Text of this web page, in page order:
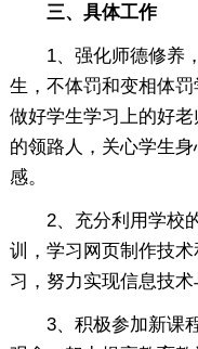
三、具体工作
1、强化师德修养，
生，不体罚和变相体
做好学生学习上的好
的领路人，关心学生
感。
2、充分利用学校的
训，学习网页制作技
习，努力实现信息技术
3、积极参加新课程